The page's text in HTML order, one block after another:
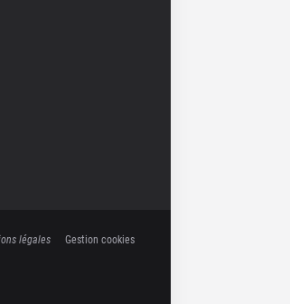
légales Gestion cookies